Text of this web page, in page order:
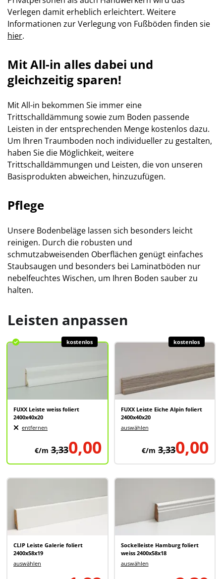
Verlegen damit erheblich erleichtert. Weitere
Informationen zur Verlegung von Fußböden finden sie
hier.
Mit All-in alles dabei und
gleichzeitig sparen!
Mit All-in bekommen Sie immer eine
Trittschalldämmung sowie zum Boden passende
Leisten in der entsprechenden Menge kostenlos dazu.
Um Ihren Traumboden noch individueller zu gestalten,
haben Sie die Möglichkeit, weitere
Trittschalldämmungen und Leisten, die von unseren
Basisprodukten abweichen, hinzuzufügen.
Pflege
Unsere Bodenbeläge lassen sich besonders leicht
reinigen. Durch die robusten und
schmutzabweisenden Oberflächen genügt einfaches
Staubsaugen und besonders bei Laminatböden nur
nebelfeuchtes Wischen, um Ihren Boden sauber zu
halten.
Leisten anpassen
FUXX Leiste weiss foliert
2400x40x20
entfernen
0,00
€/m 3,33
kostenlos
FUXX Leiste Eiche Alpin foliert
2400x40x20
auswählen
0,00
€/m 3,33
kostenlos
CLIP Leiste Galerie foliert
2400x58x19
auswählen
Sockelleiste Hamburg foliert
weiss 2400x58x18
auswählen